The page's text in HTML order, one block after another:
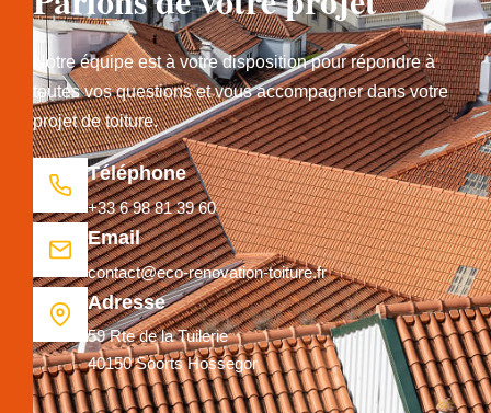
Notre équipe est à votre disposition pour répondre à
toutes vos questions et vous accompagner dans votre
projet de toiture.
Téléphone
+33 6 98 81 39 60
Email
contact@eco-renovation-toiture.fr
Adresse
59 Rte de la Tuilerie
40150 Soorts Hossegor